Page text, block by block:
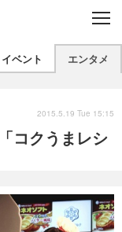
C
O
S
E
衣類
ックナンバー
インプレ
国内
写真
スポーツ
イベント エンタメ
コクうまレシ
2015.5.19 Tue 15:15